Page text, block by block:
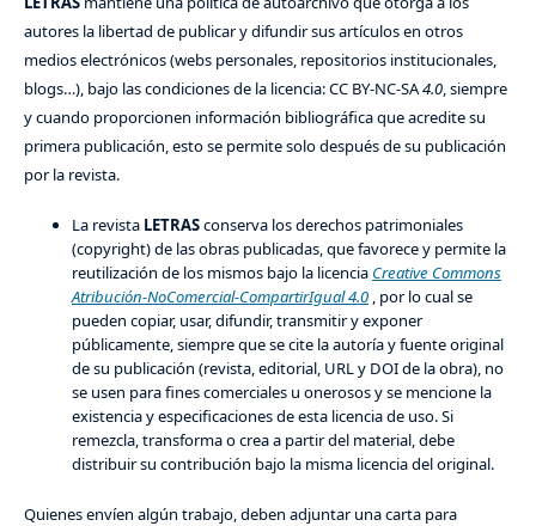
autores la libertad de publicar y difundir sus artículos en otros
medios electrónicos (webs personales, repositorios institucionales,
blogs…), bajo las condiciones de la licencia: CC BY-NC-SA4.0, siempre
y cuando proporcionen información bibliográfica que acredite su
primera publicación, esto se permite solo después de su publicación
por la revista.
La revista LETRASconserva los derechos patrimoniales
(copyright) de las obras publicadas, que favorece y permite la
reutilización de los mismos bajo la licencia Creative Commons
Atribución-NoComercial-CompartirIgual 4.0, por lo cual se
pueden copiar, usar, difundir, transmitir y exponer
públicamente, siempre que se cite la autoría y fuente original
de su publicación (revista, editorial, URL y DOI de la obra), no
se usen para fines comerciales u onerosos y se mencione la
existencia y especificaciones de esta licencia de uso. Si
remezcla, transforma o crea a partir del material, debe
distribuir su contribución bajo la misma licencia del original.
Quienes envíen algún trabajo, deben adjuntar una carta para